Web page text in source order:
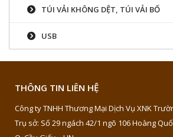
TÚI VẢI KHÔNG DỆT, TÚI VẢI BỐ
USB
THÔNG TIN LIÊN HỆ
Công ty TNHH Thương Mại Dịch Vụ XNK
Trụ sở: Số 29 ngách 42/1 ngõ 106 Hoàng